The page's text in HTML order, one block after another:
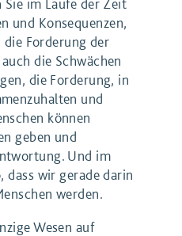
im Laufe der Zeit
und Konsequenzen,
Forderung der
die Schwächen
die Forderung, in
und
können
geben und
Und im
dass wir gerade darin
werden.
Wesen auf